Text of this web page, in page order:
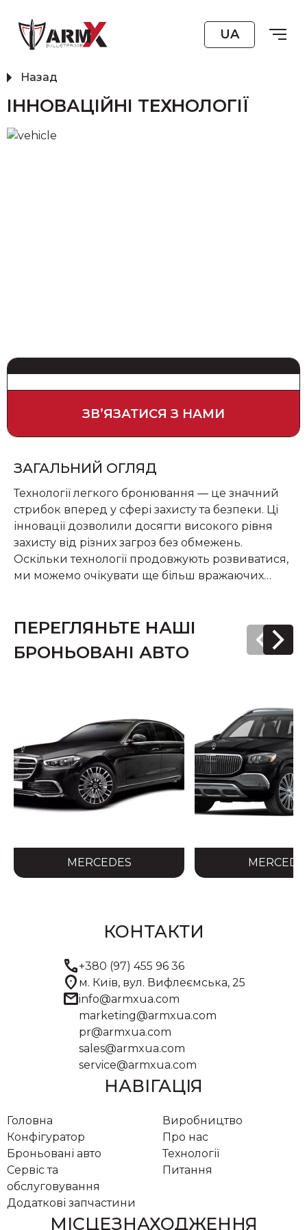
UA
Назад
ІННОВАЦІЙНІ ТЕХНОЛОГІЇ
ЗВʼЯЗАТИСЯ З НАМИ
ЗАГАЛЬНИЙ ОГЛЯД
Технології легкого бронювання — це значний
стрибок вперед у сфері захисту та безпеки. Ці
інновації дозволили досягти високого рівня
захисту від різних загроз без обмежень.
Оскільки технології продовжують розвиватися,
ми можемо очікувати ще більш вражаючих
тільки незалежні балістичні лабораторії
ПЕРЕГЛЯНЬТЕ НАШІ
БРОНЬОВАНІ АВТО
MERCEDES
КОНТАКТИ
call+380 (97) 455 96 36
location_on м. Київ, вул. Вифлеємська, 25
mailinfo@armxua.com
marketing@armxua.com
pr@armxua.com
sales@armxua.com
service@armxua.com
НАВІГАЦІЯ
Головна
Виробництво
Конфігуратор
Про нас
Броньовані авто
Технології
Сервіс та
обслуговування
Питання
Додаткові запчастини
МІСЦЕЗНАХОДЖЕННЯ